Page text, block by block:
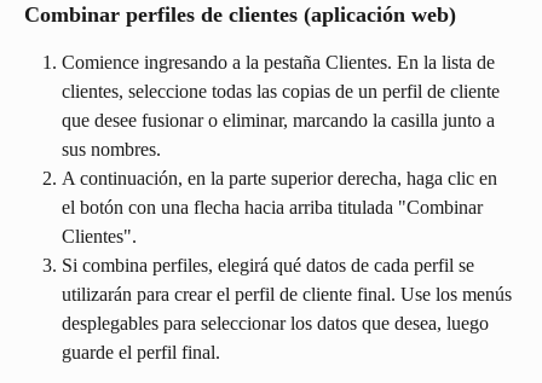
Combinar perfiles de clientes (aplicación web)
Comience ingresando a la pestaña Clientes. En la lista de
clientes, seleccione todas las copias de un perfil de cliente
que desee fusionar o eliminar, marcando la casilla junto a
sus nombres.
A continuación, en la parte superior derecha, haga clic en
el botón con una flecha hacia arriba titulada "Combinar
Clientes".
Si combina perfiles, elegirá qué datos de cada perfil se
utilizarán para crear el perfil de cliente final. Use los menús
desplegables para seleccionar los datos que desea, luego
guarde el perfil final.